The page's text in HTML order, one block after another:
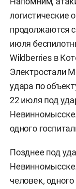
логистические
продолжаются
июля
Wildberries в
Электростали
удара по
22 июля под
одного
Позднее под
человек,